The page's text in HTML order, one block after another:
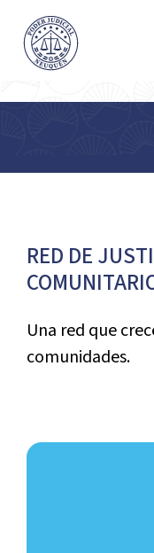
RED DE
Una red que
comunidades.